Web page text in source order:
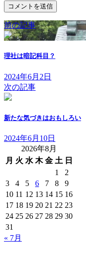
前の記事
理社は暗記科目？
2024年6月2日
次の記事
新たな気づきはおもしろい
2024年6月10日
2026年8月
月 火 水 木 金 土 日
1
2
3
4 5 6 7 8
9
10 11 12 13 14 15 16
17 18 19 20 21 22 23
24 25 26 27 28 29 30
31
« 7月